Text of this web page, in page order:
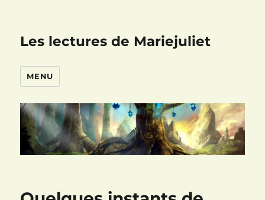
Les lectures de Mariejuliet
MENU